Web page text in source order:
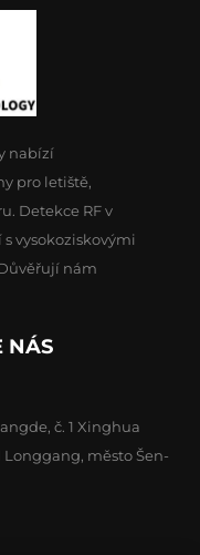
nabízí
pro letiště,
Detekce RF v
vysokoziskovými
nám
NÁS
č. 1 Xinghua
Longgang, město Šen-